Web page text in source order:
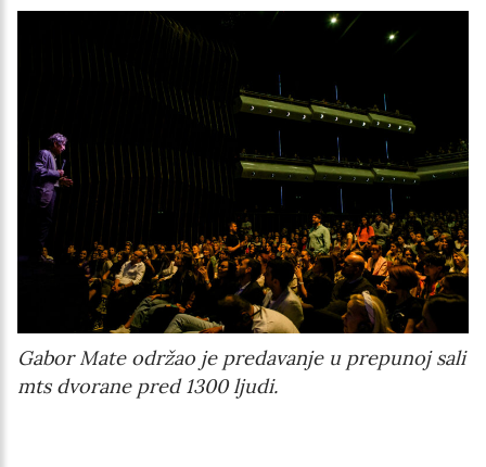
Gabor Mate održao je predavanje u prepunoj sali
mts dvorane pred 1300 ljudi.